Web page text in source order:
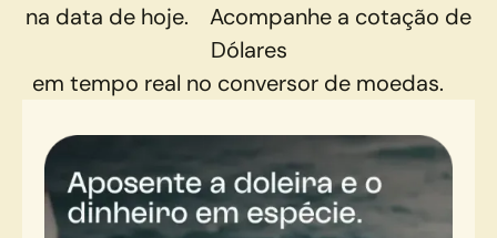
na data de hoje.
Acompanhe a cotação de
Dólares
em tempo real no conversor de moedas.